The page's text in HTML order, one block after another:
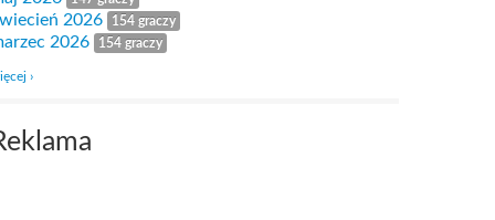
2026 154 graczy
2026 154 graczy
›